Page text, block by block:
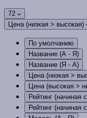
72
Цена (низкая > высокая)
По умолчанию
Название (А - Я)
Название (Я - А)
Цена (низкая >
Цена (высокая >
Рейтинг (начиная
Рейтинг (начиная